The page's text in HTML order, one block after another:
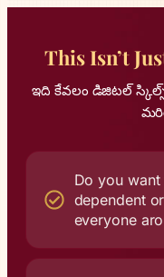
This Isn’t
ఇది కేవలం డిజిటల్ స్కిల్స్
Do you
dependent
everyone